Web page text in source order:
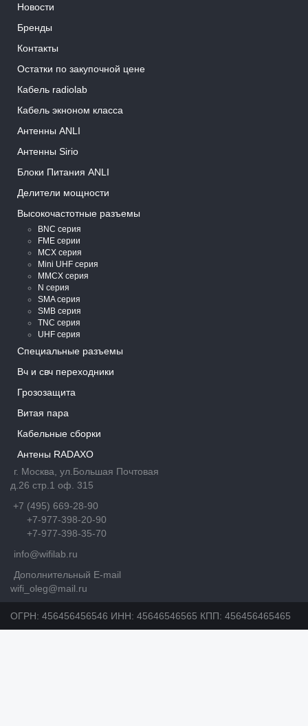
Новости
Бренды
Контакты
Остатки по закупочной цене
Кабель radiolab
Кабель экноном класса
Антенны ANLI
Антенны Sirio
Блоки Питания ANLI
Делители мощности
Высокочастотные разъемы
BNC серия
FME серии
MCX серия
Mini UHF серия
MMCX серия
N серия
SMA серия
SMB серия
TNC серия
UHF серия
Специальные разъемы
Вч и свч переходники
Грозозащита
Витая пара
Кабельные сборки
Антены RADAXO
г. Москва, ул.Большая Почтовая
д.26 стр.1 оф. 315
+7 (495) 669-28-90
+7-977-398-20-90
+7-977-398-35-70
info@wifilab.ru
Дополнительный E-mail
wifi_oleg@mail.ru
ОГРН: 456456456546 ИНН: 45646546565 КПП: 456456465465